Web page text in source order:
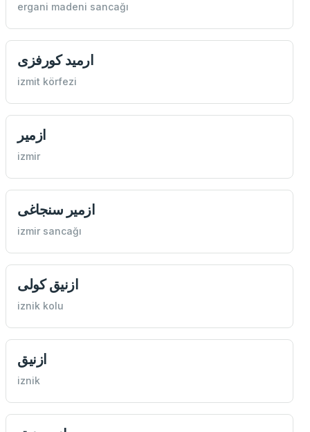
ergani madeni sancağı
ارمید كورفزی
izmit körfezi
ازمیر
izmir
ازمیر سنجاغی
izmir sancağı
ازنیق كولی
iznik kolu
ازنیق
iznik